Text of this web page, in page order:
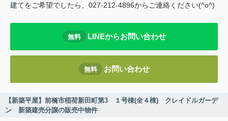
建てをご希望でしたら、027-212-4896からご連絡ください(^o^)
無料 LINEからお問い合わせ
無料 お問い合わせ
【新築平屋】前橋市稲荷新田町第3 １号棟(全４棟) クレイドルガーデ
ン 新築建売分譲の販売中物件